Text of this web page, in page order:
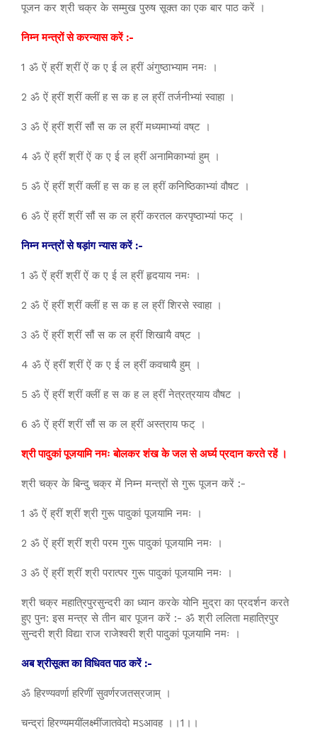
पूजन कर श्री चक्र के सम्मुख पुरुष सूक्त का एक बार पाठ करें ।
निम्न मन्त्रों से करन्यास करें :-
1 ॐ ऐं ह्रीं श्रीं ऐं क ए ई ल ह्रीं अंगुष्ठाभ्याम नमः ।
2 ॐ ऐं ह्रीं श्रीं क्लीं ह स क ह ल ह्रीं तर्जनीभ्यां स्वाहा ।
3 ॐ ऐं ह्रीं श्रीं सौं स क ल ह्रीं मध्यमाभ्यां वष्‌ट ।
4 ॐ ऐं ह्रीं श्रीं ऐं क ए ई ल ह्रीं अनामिकाभ्यां हुम्‌ ।
5 ॐ ऐं ह्रीं श्रीं क्लीं ह स क ह ल ह्रीं कनिष्ठिकाभ्यां वौषट ।
6 ॐ ऐं ह्रीं श्रीं सौं स क ल ह्रीं करतल करपृष्ठाभ्यां फट्‌ ।
निम्न मन्त्रों से षड़ांग न्यास करें :-
1 ॐ ऐं ह्रीं श्रीं ऐं क ए ई ल ह्रीं हृदयाय नमः ।
2 ॐ ऐं ह्रीं श्रीं क्लीं ह स क ह ल ह्रीं शिरसे स्वाहा ।
3 ॐ ऐं ह्रीं श्रीं सौं स क ल ह्रीं शिखायै वष्‌ट ।
4 ॐ ऐं ह्रीं श्रीं ऐं क ए ई ल ह्रीं कवचायै हुम्‌ ।
5 ॐ ऐं ह्रीं श्रीं क्लीं ह स क ह ल ह्रीं नेत्रत्रयाय वौषट ।
6 ॐ ऐं ह्रीं श्रीं सौं स क ल ह्रीं अस्त्राय फट्‌ ।
श्री पादुकां पूजयामि नमः बोलकर शंख के जल से अर्घ्य प्रदान करते रहें ।
श्री चक्र के बिन्दु चक्र में निम्न मन्त्रों से गुरू पूजन करें :-
1 ॐ ऐं ह्रीं श्रीं श्री गुरू पादुकां पूजयामि नमः ।
2 ॐ ऐं ह्रीं श्रीं श्री परम गुरू पादुकां पूजयामि नमः ।
3 ॐ ऐं ह्रीं श्रीं श्री परात्पर गुरू पादुकां पूजयामि नमः ।
श्री चक्र महात्रिपुरसुन्दरी का ध्यान करके योनि मुद्रा का प्रदर्शन करते
हुए पुन: इस मन्त्र से तीन बार पूजन करें :- ॐ श्री ललिता महात्रिपुर
सुन्दरी श्री विद्या राज राजेश्वरी श्री पादुकां पूजयामि नमः ।
अब श्रीसूक्त का विधिवत पाठ करें :-
ॐ हिरण्यवर्णा हरिणीं सुवर्णरजतस्रजाम् ।
चन्द्रां हिरण्यमयींलक्ष्मींजातवेदो मऽआवह ।।1।।